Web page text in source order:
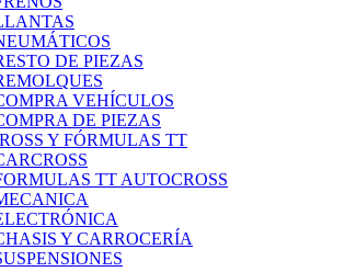
DE PIEZAS
VEHÍCULOS
DE PIEZAS
Y FÓRMULAS TT
TT AUTOCROSS
Y CARROCERÍA